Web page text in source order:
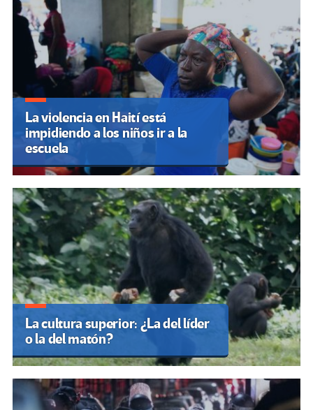
La violencia en Haití está
impidiendo a los niños ir a la
escuela
La cultura superior: ¿La del líder
o la del matón?